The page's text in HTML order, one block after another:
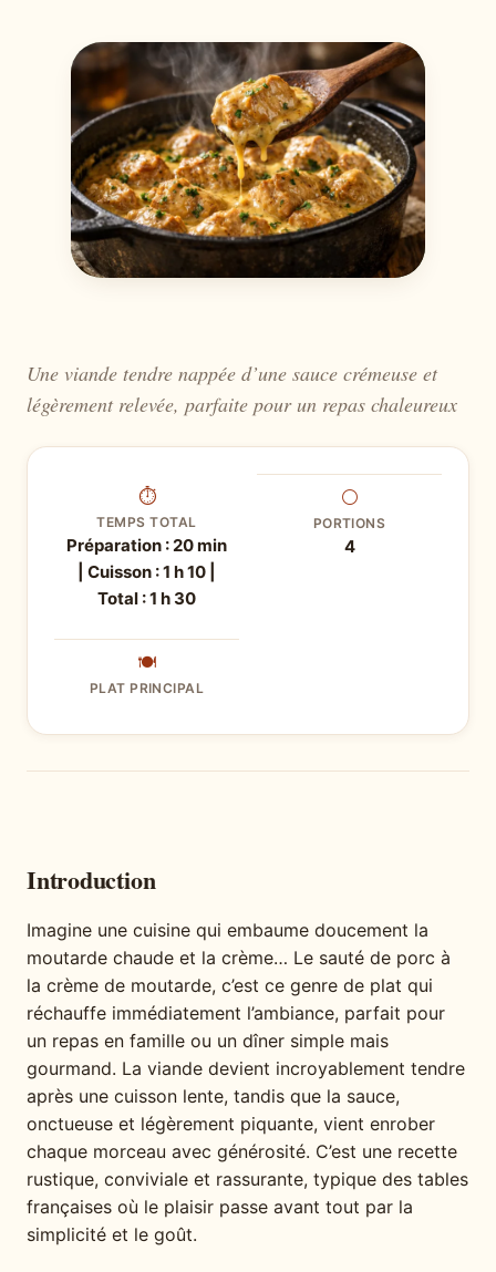
Une viande tendre nappée d’une sauce crémeuse et
légèrement relevée, parfaite pour un repas chaleureux
⏱
TEMPS TOTAL
Préparation : 20 min
| Cuisson : 1 h 10 |
Total : 1 h 30
⚪
PORTIONS
4
🍽
PLAT PRINCIPAL
Introduction
Imagine une cuisine qui embaume doucement la
moutarde chaude et la crème… Le sauté de porc à
la crème de moutarde, c’est ce genre de plat qui
réchauffe immédiatement l’ambiance, parfait pour
un repas en famille ou un dîner simple mais
gourmand. La viande devient incroyablement tendre
après une cuisson lente, tandis que la sauce,
onctueuse et légèrement piquante, vient enrober
chaque morceau avec générosité. C’est une recette
rustique, conviviale et rassurante, typique des tables
françaises où le plaisir passe avant tout par la
simplicité et le goût.